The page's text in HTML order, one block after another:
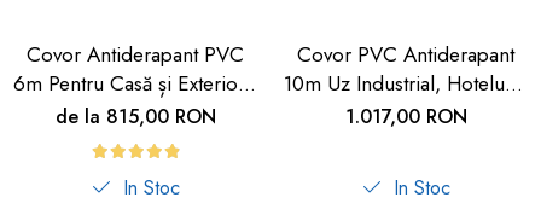
Covor Antiderapant PVC
6m Pentru Casă și Exterior |
Carboysafety
de la 815,00 RON
In Stoc
Covor PVC Antiderapant
10m Uz Industrial, Hoteluri |
Carboysafety
1.017,00 RON
In Stoc